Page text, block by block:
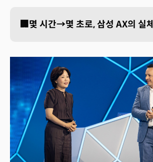
🏢몇 시간→몇 초로, 삼성 AX의 실체